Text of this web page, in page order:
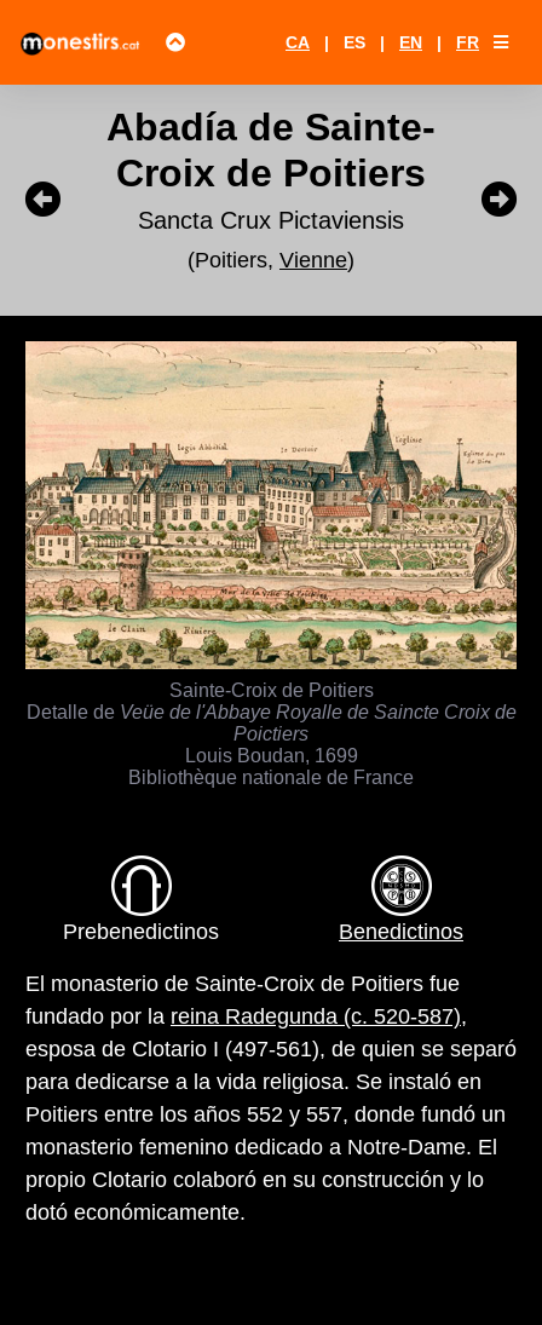
CA | ES | EN | FR
Abadía de Sainte-
Croix de Poitiers
Sancta Crux Pictaviensis
(Poitiers, Vienne)
Sainte-Croix de Poitiers
Detalle de Veüe de l'Abbaye Royalle de Saincte Croix de
Poictiers
Louis Boudan, 1699
Bibliothèque nationale de France
Prebenedictinos Benedictinos
El monasterio de Sainte-Croix de Poitiers fue
fundado por la reina Radegunda (c. 520-587),
esposa de Clotario I (497-561), de quien se separó
para dedicarse a la vida religiosa. Se instaló en
Poitiers entre los años 552 y 557, donde fundó un
monasterio femenino dedicado a Notre-Dame. El
propio Clotario colaboró en su construcción y lo
dotó económicamente.